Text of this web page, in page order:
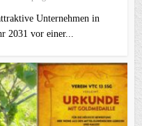
Unternehmen in
2031 vor einer...